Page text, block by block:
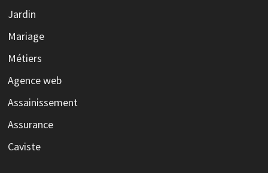
Jardin
Mariage
Métiers
Agence web
Assainissement
Assurance
Caviste